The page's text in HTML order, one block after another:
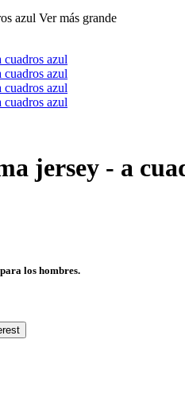
Ver más grande
jersey - a
los hombres.